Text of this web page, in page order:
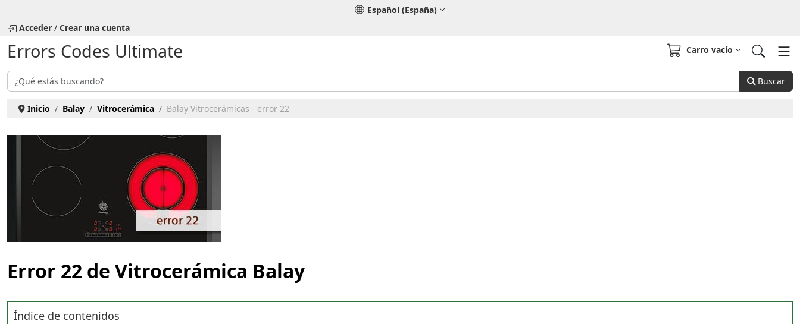
Español (España)
Acceder / Crear una cuenta
Errors Codes Ultimate
Buscar Buscar
Carro vacío
Inicio Balay Vitrocerámica Balay Vitrocerámicas - error 22
Error 22 de Vitrocerámica Balay
Índice de contenidos